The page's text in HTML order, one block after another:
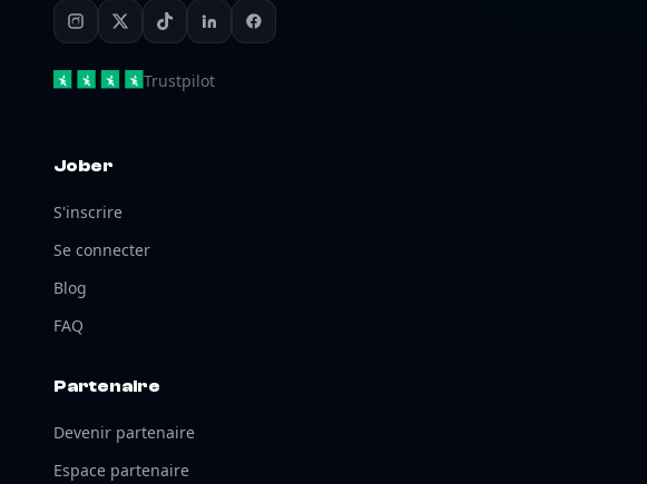
Trustpilot
Jober
S'inscrire
Se connecter
Blog
FAQ
Partenaire
Devenir partenaire
Espace partenaire